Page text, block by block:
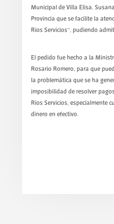
Municipal de Villa Elisa,
Provincia que se facilite la
Ríos Servicios”, pudiendo
El pedido fue hecho a la
Rosario Romero, para que
la problemática que se ha
imposibilidad de resolver
Ríos Servicios, especialmente
dinero en efectivo.